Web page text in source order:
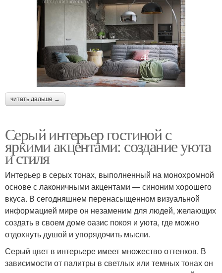
читать дальше →
Серый интерьер гостиной с
яркими акцентами: создание уюта
и стиля
Интерьер в серых тонах, выполненный на монохромной
основе с лаконичными акцентами — синоним хорошего
вкуса. В сегодняшнем перенасыщенном визуальной
информацией мире он незаменим для людей, желающих
создать в своем доме оазис покоя и уюта, где можно
отдохнуть душой и упорядочить мысли.
Серый цвет в интерьере имеет множество оттенков. В
зависимости от палитры в светлых или темных тонах он